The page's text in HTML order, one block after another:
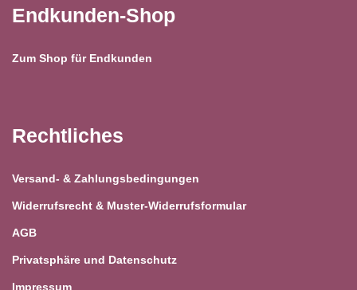
Endkunden-Shop
Zum Shop für Endkunden
Rechtliches
Versand- & Zahlungsbedingungen
Widerrufsrecht & Muster-Widerrufsformular
AGB
Privatsphäre und Datenschutz
Impressum